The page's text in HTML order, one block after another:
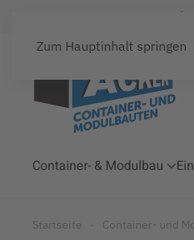
Zum Hauptinhalt springen
Acker Raum-Systeme GmbH
Container- & Modulbau
Startseite Container- und